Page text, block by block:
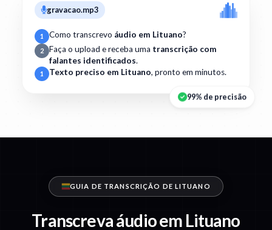
gravacao.mp3
1 Como transcrevo áudio em Lituano?
2 Faça o upload e receba uma transcrição com
falantes identificados.
1 Texto preciso em Lituano, pronto em minutos.
99% de precisão
GUIA DE TRANSCRIÇÃO DE LITUANO
Transcreva áudio em Lituano